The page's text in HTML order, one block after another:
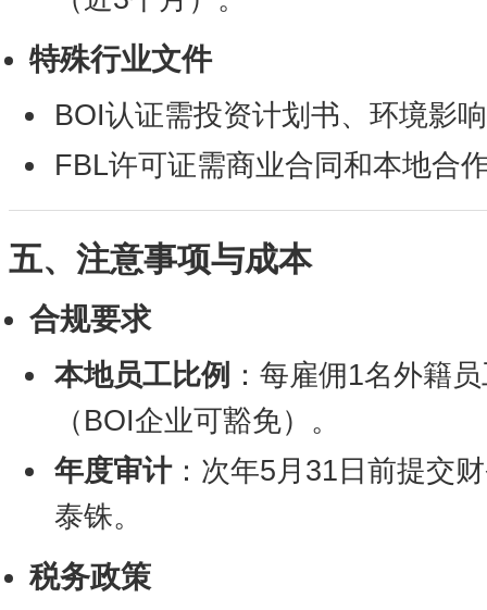
特殊行业文件
BOI认证需投资计划书、环境影
FBL许可证需商业合同和本地合
五、注意事项与成本
合规要求
本地员工比例 ：每雇佣1名外籍
（BOI企业可豁免）。
年度审计：次年5月31日前提交
泰铢。
税务政策